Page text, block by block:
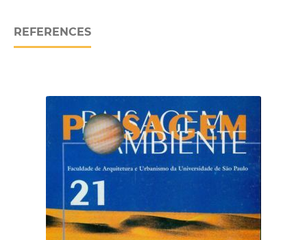
REFERENCES